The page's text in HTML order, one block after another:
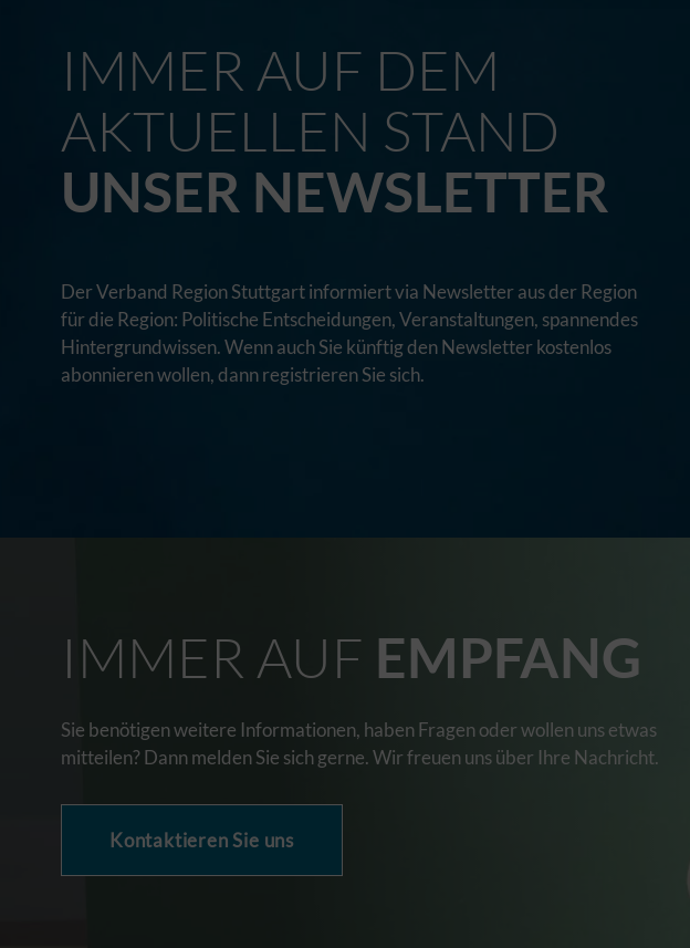
IMMER AUF DEM
AKTUELLEN STAND
UNSER NEWSLETTER
Der Verband Region Stuttgart informiert via Newsletter aus der Region
für die Region: Politische Entscheidungen, Veranstaltungen, spannendes
Hintergrundwissen. Wenn auch Sie künftig den Newsletter kostenlos
abonnieren wollen, dann registrieren Sie sich.
IMMER AUF EMPFANG
Sie benötigen weitere Informationen, haben Fragen oder wollen uns etwas
mitteilen? Dann melden Sie sich gerne. Wir freuen uns über Ihre Nachricht.
Kontaktieren Sie uns